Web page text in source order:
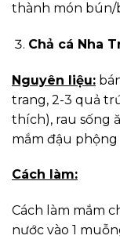
thành món bún/
Chả cá Nha
Nguyên liệu:
trang, 2-3 quả
thích), rau sống
mắm đậu phộng
Cách làm:
Cách làm mắm
nước vào 1